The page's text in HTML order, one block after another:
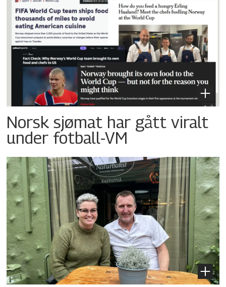
Norsk sjømat har gått viralt
under fotball-VM